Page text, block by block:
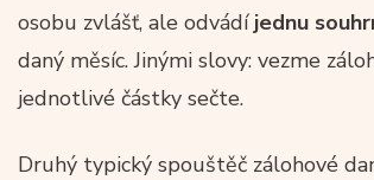
osobu zvlášť, ale odvádí jednu
daný měsíc. Jinými slovy: vezme
jednotlivé částky sečte.
Druhý typický spouštěč zálohové